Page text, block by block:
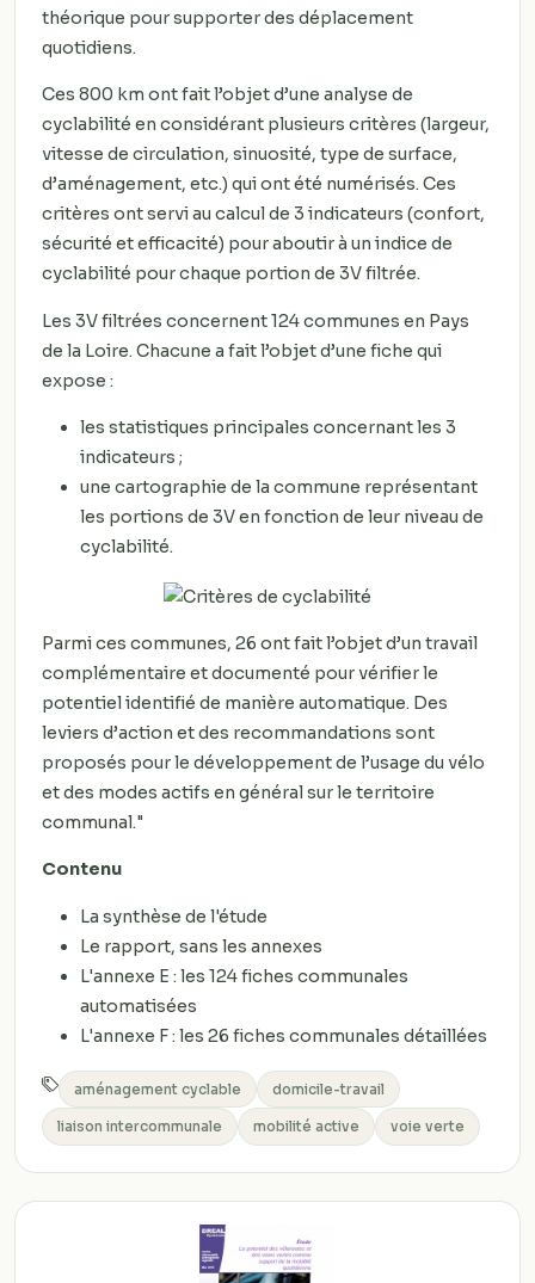
théorique pour supporter des déplacement
quotidiens.
Ces 800 km ont fait l’objet d’une analyse de
cyclabilité en considérant plusieurs critères (largeur,
vitesse de circulation, sinuosité, type de surface,
d’aménagement, etc.) qui ont été numérisés. Ces
critères ont servi au calcul de 3 indicateurs (confort,
sécurité et efficacité) pour aboutir à un indice de
cyclabilité pour chaque portion de 3V filtrée.
Les 3V filtrées concernent 124 communes en Pays
de la Loire. Chacune a fait l’objet d’une fiche qui
expose :
les statistiques principales concernant les 3
indicateurs ;
une cartographie de la commune représentant
les portions de 3V en fonction de leur niveau de
cyclabilité.
Parmi ces communes, 26 ont fait l’objet d’un travail
complémentaire et documenté pour vérifier le
potentiel identifié de manière automatique. Des
leviers d’action et des recommandations sont
proposés pour le développement de l’usage du vélo
et des modes actifs en général sur le territoire
communal."
Contenu
La synthèse de l'étude
Le rapport, sans les annexes
L'annexe E : les 124 fiches communales
automatisées
L'annexe F : les 26 fiches communales détaillées
aménagement cyclable domicile-travail
liaison intercommunale mobilité active voie verte